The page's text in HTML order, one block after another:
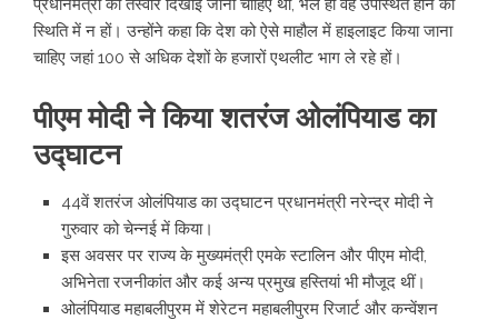
प्रधानमंत्री की तस्वीर दिखाई जानी चाहिए थी, भले ही वह उपस्थित होने की
स्थिति में न हों। उन्होंने कहा कि देश को ऐसे माहौल में हाइलाइट किया जाना
चाहिए जहां 100 से अधिक देशों के हजारों एथलीट भाग ले रहे हों।
पीएम मोदी ने किया शतरंज ओलंपियाड का
उद्घाटन
44वें शतरंज ओलंपियाड का उद्घाटन प्रधानमंत्री नरेन्द्र मोदी ने
गुरुवार को चेन्नई में किया।
इस अवसर पर राज्य के मुख्यमंत्री एमके स्टालिन और पीएम मोदी,
अभिनेता रजनीकांत और कई अन्य प्रमुख हस्तियां भी मौजूद थीं।
ओलंपियाड महाबलीपुरम में शेरेटन महाबलीपुरम रिजार्ट और कन्वेंशन